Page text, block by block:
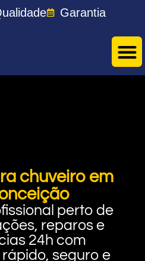
Garantia
chuveiro em
perto de
reparos e
24h com
seguro e